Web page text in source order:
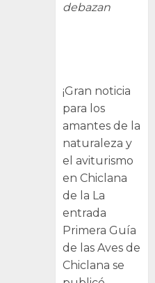
debazan
¡Gran noticia
para los
amantes de la
naturaleza y
el aviturismo
en Chiclana
de la La
entrada
Primera Guía
de las Aves de
Chiclana se